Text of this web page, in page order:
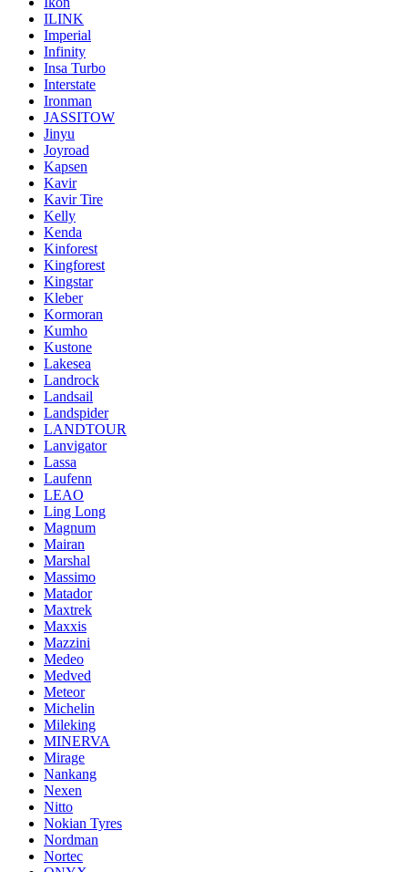
ILINK
Imperial
Infinity
Insa Turbo
Interstate
Ironman
JASSITOW
Jinyu
Joyroad
Kapsen
Kavir
Kavir Tire
Kelly
Kenda
Kinforest
Kingforest
Kingstar
Kleber
Kormoran
Kumho
Kustone
Lakesea
Landrock
Landsail
Landspider
LANDTOUR
Lanvigator
Lassa
Laufenn
LEAO
Ling Long
Magnum
Mairan
Marshal
Massimo
Matador
Maxtrek
Maxxis
Mazzini
Medeo
Medved
Meteor
Michelin
Mileking
MINERVA
Mirage
Nankang
Nexen
Nitto
Nokian Tyres
Nordman
Nortec